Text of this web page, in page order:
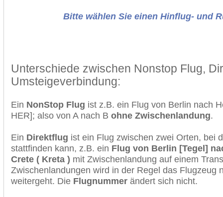
Bitte wählen Sie einen Hinflug- und
Unterschiede zwischen Nonstop Flug,
Umsteigeverbindung:
Ein NonStop Flug ist z.B. ein Flug von Berlin nach
HER]; also von A nach B ohne Zwischenlandung.
Ein Direktflug ist ein Flug zwischen zwei Orten, bei
stattfinden kann, z.B. ein Flug von Berlin [Tegel]
Crete ( Kreta ) mit Zwischenlandung auf einem
Zwischenlandungen wird in der Regel das Flugzeug
weitergeht. Die Flugnummer ändert sich nicht.